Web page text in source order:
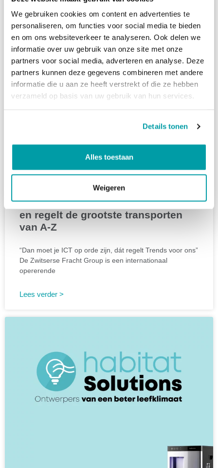
We gebruiken cookies om content en advertenties te
personaliseren, om functies voor social media te bieden
en om ons websiteverkeer te analyseren. Ook delen we
informatie over uw gebruik van onze site met onze
partners voor social media, adverteren en analyse. Deze
partners kunnen deze gegevens combineren met andere
informatie die u aan ze heeft verstrekt of die ze hebben
verzameld op basis van uw gebruik van hun services.
Details tonen
Alles toestaan
Weigeren
Fracht heeft wereldwijde slagkracht
en regelt de grootste transporten
van A-Z
“Dan moet je ICT op orde zijn, dát regelt Trends voor ons”
De Zwitserse Fracht Group is een internationaal
opererende
Lees verder >